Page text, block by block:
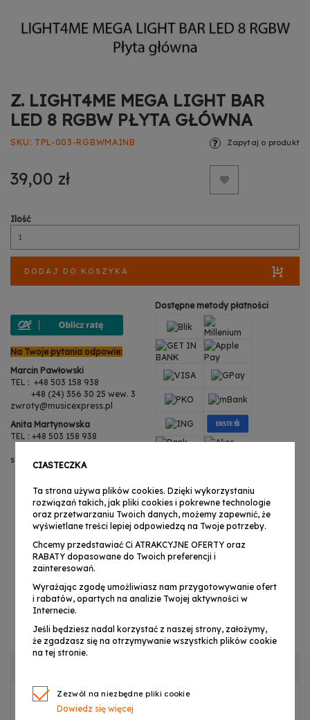
Z. LIGHT4ME MEGA LIGHT BAR
LED 8 RGBW PŁYTA GŁÓWNA
SKU TPL-003-RGBWMAINB
39,00 zł
Zapytaj o produkt
Ilość
DODAJ DO KOSZYKA
Na Twoje pytania odpowie:
Marcin Pawłowski
TEL : +48 503 158 938
+48 (24) 356 30 25 wew. 3
zwroty@musicexpress.pl
Anita Martynowska
TEL : +48 503 158 938
serwis@musicexpress.pl
Dostępne metody płatności
PŁYTA GŁÓWNA DO LIGHT4ME MEGA LIGHT BAR
CIASTECZKA
Ta strona używa plików cookies. Dzięki wykorzystaniu
rozwiązań takich, jak pliki cookies i pokrewne technologie
oraz przetwarzaniu Twoich danych, możemy zapewnić, że
wyświetlane treści lepiej odpowiedzą na Twoje potrzeby.
Chcemy przedstawiać Ci ATRAKCYJNE OFERTY oraz
RABATY dopasowane do Twoich preferencji i
zainteresowań.
Wyrażając zgodę umożliwiasz nam przygotowywanie ofert
i rabatów, opartych na analizie Twojej aktywności w
Internecie.
Jeśli będziesz nadal korzystać z naszej strony, założymy,
że zgadzasz się na otrzymywanie wszystkich plików cookie
na tej stronie.
Zezwól na niezbędne pliki cookie
Dowiedz się więcej